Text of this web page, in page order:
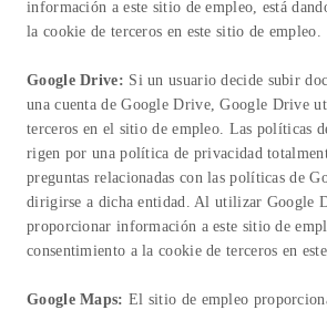
información a este sitio de empleo, está
la cookie de terceros en este sitio de empleo.
Google Drive: Si un usuario decide subir
una cuenta de Google Drive, Google Drive
terceros en el sitio de empleo. Las políticas
rigen por una política de privacidad
preguntas relacionadas con las políticas de
dirigirse a dicha entidad. Al utilizar Google
proporcionar información a este sitio de
consentimiento a la cookie de terceros en
Google Maps: El sitio de empleo